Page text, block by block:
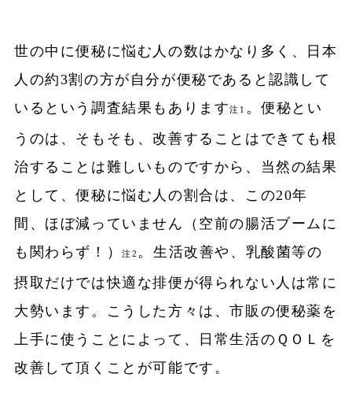
世の中に便秘に悩む人の数はかなり多く、日本
人の約3割の方が自分が便秘であると認識して
いるという調査結果もあります注1 。便秘とい
うのは、そもそも、改善することはできても根
治することは難しいものですから、当然の結果
として、便秘に悩む人の割合は、この20年
間、ほぼ減っていません（空前の腸活ブームに
も関わらず！）注2 。生活改善や、乳酸菌等の
摂取だけでは快適な排便が得られない人は常に
大勢います。こうした方々は、市販の便秘薬を
上手に使うことによって、日常生活のＱＯＬを
改善して頂くことが可能です。